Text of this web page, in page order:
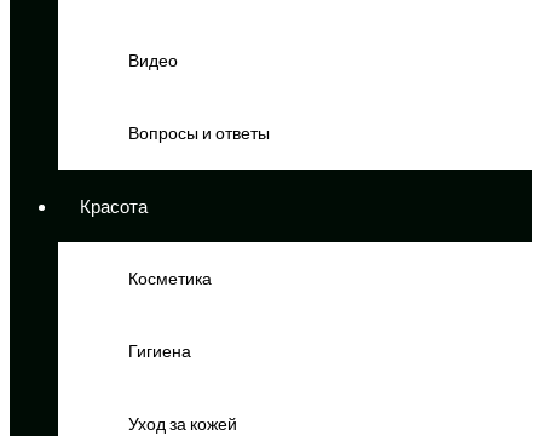
Видео
Вопросы и ответы
Красота
Косметика
Гигиена
Уход за кожей